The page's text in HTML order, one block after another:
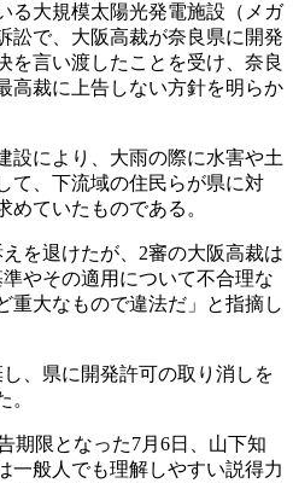
る大規模太陽光発電施設（メガ
訟で、大阪高裁が奈良県に開発
を言い渡したことを受け、奈良
高裁に上告しない方針を明らか
設により、大雨の際に水害や土
て、下流域の住民らが県に対
めていたものである。
を退けたが、2審の大阪高裁は
やその適用について不合理な
重大なもので違法だ」と指摘し
、県に開発許可の取り消しを
。
期限となった7月6日、山下知
一般人でも理解しやすい説得力